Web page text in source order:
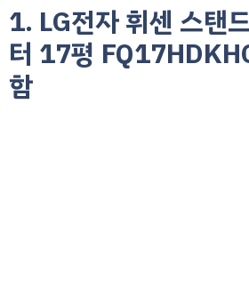
1. LG전자 휘센 스탠
터 17평
함